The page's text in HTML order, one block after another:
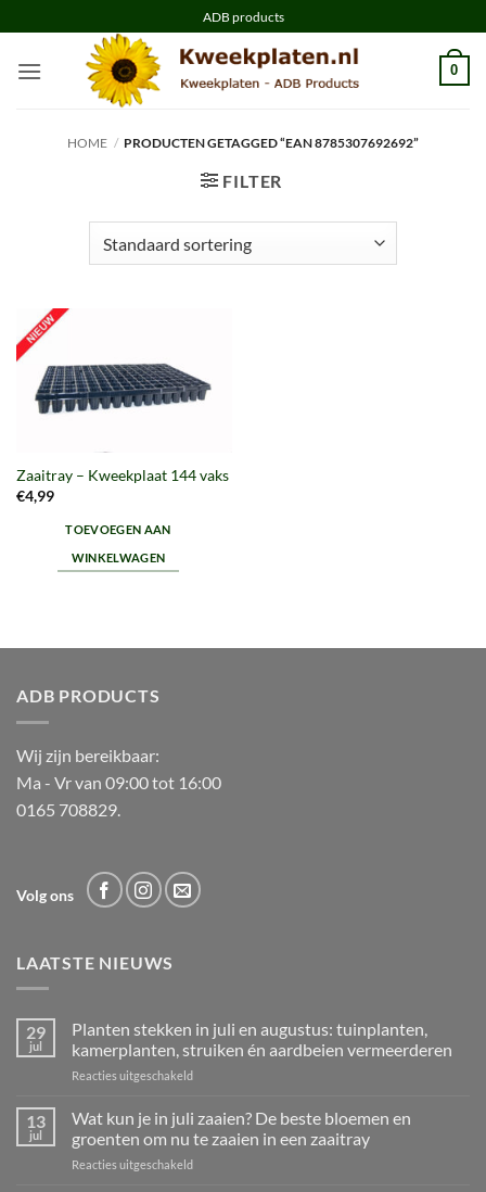
naar
inhoud
ADB products
0
HOME / PRODUCTEN GETAGGED “EAN 8785307692692”
FILTER
Zaaitray – Kweekplaat 144 vaks
€4,99
TOEVOEGEN AAN
WINKELWAGEN
ADB PRODUCTS
Wij zijn bereikbaar:
Ma - Vr van 09:00 tot 16:00
0165 708829.
Volg ons
LAATSTE NIEUWS
29
jul
Planten stekken in juli en augustus: tuinplanten,
kamerplanten, struiken én aardbeien vermeerderen
Reacties uitgeschakeldvoor
stekken
juli
en
13
jul
Wat kun je in juli zaaien? De beste bloemen en
groenten om nu te zaaien in een zaaitray
Reacties uitgeschakeldvoor